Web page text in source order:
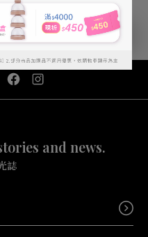
and news.
誌